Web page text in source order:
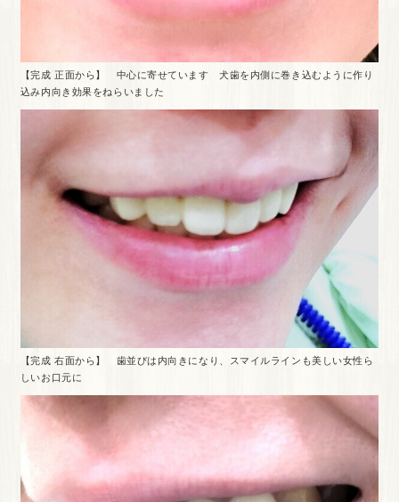
【完成 正面から】 中心に寄せています 犬歯を内側に巻き込むように作り
込み内向き効果をねらいました
【完成 右面から】 歯並びは内向きになり、スマイルラインも美しい女性ら
しいお口元に